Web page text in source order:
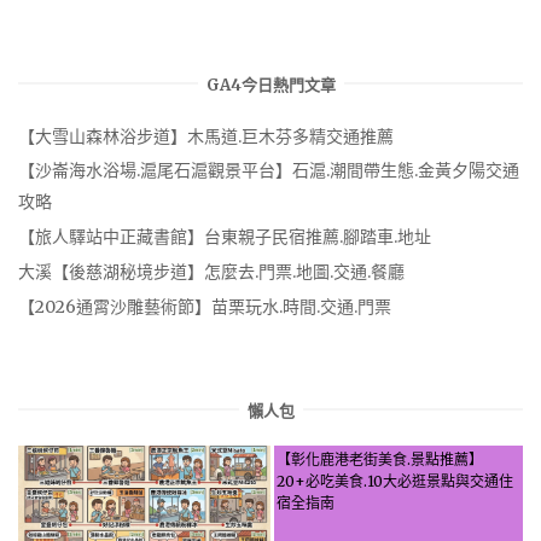
GA4今日熱門文章
【大雪山森林浴步道】木馬道.巨木芬多精交通推薦
【沙崙海水浴場.滬尾石滬觀景平台】石滬.潮間帶生態.金黃夕陽交通
攻略
【旅人驛站中正藏書館】台東親子民宿推薦.腳踏車.地址
大溪【後慈湖秘境步道】怎麼去.門票.地圖.交通.餐廳
【2026通霄沙雕藝術節】苗栗玩水.時間.交通.門票
懶人包
【彰化鹿港老街美食.景點推薦】
20+必吃美食.10大必逛景點與交通住
宿全指南